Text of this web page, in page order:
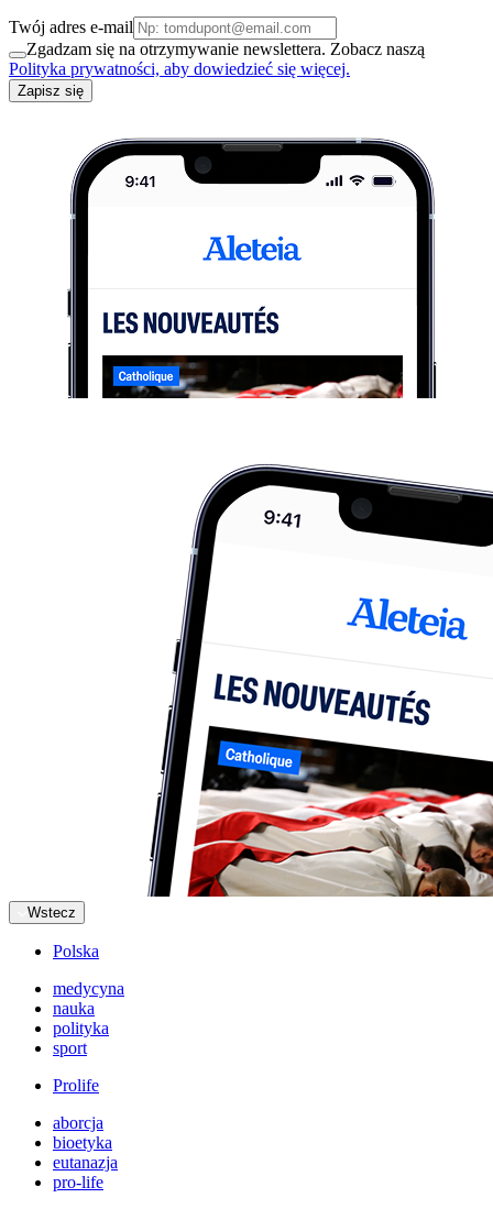
Twój adres e-mail
Zgadzam się na otrzymywanie newslettera. Zobacz naszą
Polityka prywatności, aby dowiedzieć się więcej.
Zapisz się
Wstecz
Polska
medycyna
nauka
polityka
sport
Prolife
aborcja
bioetyka
eutanazja
pro-life